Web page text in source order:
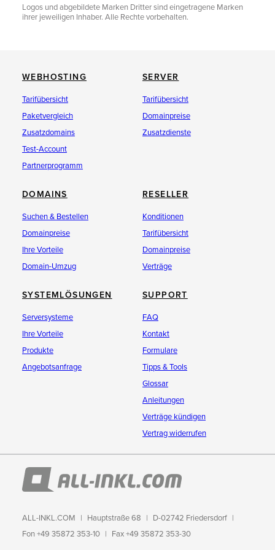
Logos und abgebildete Marken Dritter sind eingetragene Marken
ihrer jeweiligen Inhaber. Alle Rechte vorbehalten.
WEBHOSTING
Tarifübersicht
Paketvergleich
Zusatzdomains
Test-Account
Partnerprogramm
SERVER
Tarifübersicht
Domainpreise
Zusatzdienste
DOMAINS
Suchen & Bestellen
Domainpreise
Ihre Vorteile
Domain-Umzug
RESELLER
Konditionen
Tarifübersicht
Domainpreise
Verträge
SYSTEMLÖSUNGEN
Serversysteme
Ihre Vorteile
Produkte
Angebotsanfrage
SUPPORT
FAQ
Kontakt
Formulare
Tipps & Tools
Glossar
Anleitungen
Verträge kündigen
Vertrag widerrufen
ALL-INKL.COM Hauptstraße 68
D-02742 Friedersdorf
Fon +49 35872 353-10
Fax +49 35872 353-30